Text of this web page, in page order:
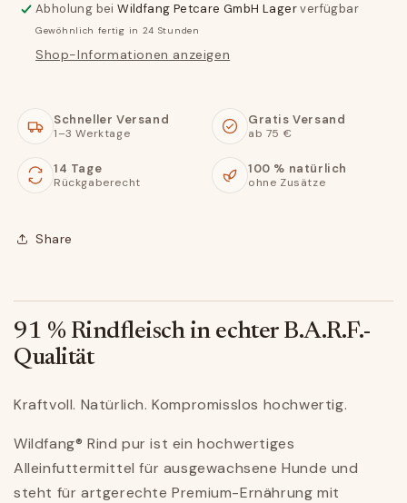
Abholung beiWildfang Petcare GmbH Lagerverfügbar
Gewöhnlich fertig in 24 Stunden
Shop-Informationen anzeigen
Schneller Versand
1–3 Werktage
Gratis Versand
ab 75 €
14 Tage
Rückgaberecht
100 % natürlich
ohne Zusätze
Share
91 % Rindfleisch in echter B.A.R.F.-
Qualität
Kraftvoll. Natürlich. Kompromisslos hochwertig.
Wildfang® Rind pur ist ein hochwertiges
Alleinfuttermittel für ausgewachsene Hunde und
steht für artgerechte Premium-Ernährung mit